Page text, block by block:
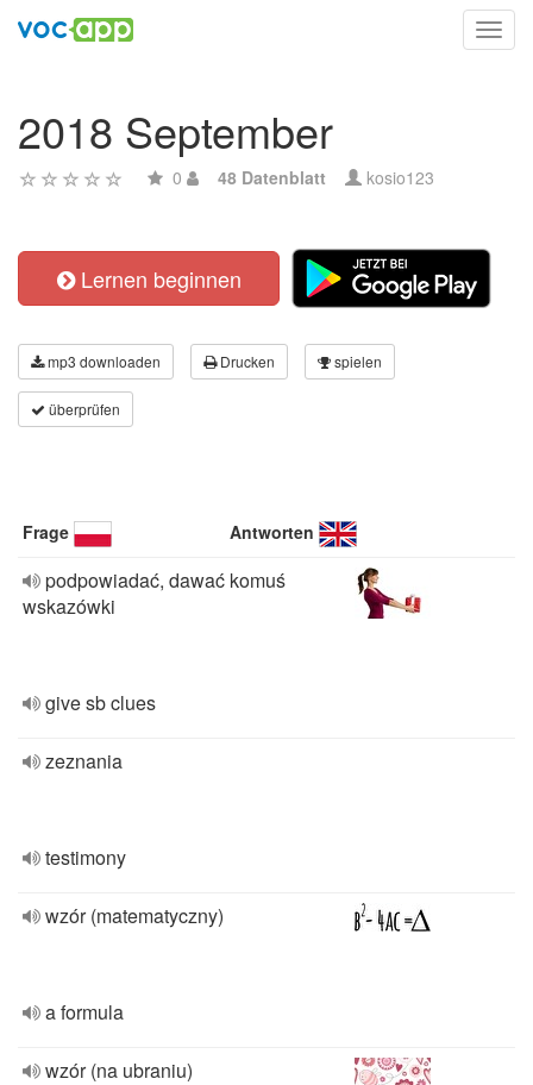
2018 September
0 48 Datenblatt kosio123
Lernen beginnen
mp3 downloaden Drucken spielen
überprüfen
Frage Antworten
podpowiadać, dawać komuś
wskazówki
give sb clues
zeznania
testimony
wzór (matematyczny)
a formula
wzór (na ubraniu)